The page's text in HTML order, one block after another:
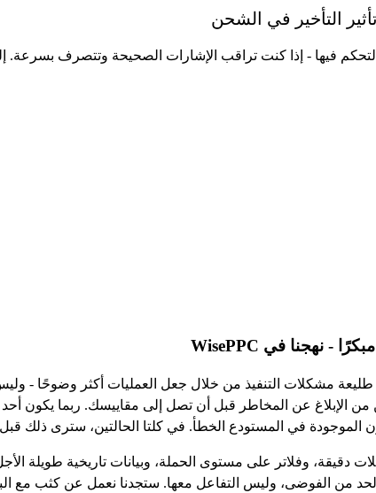
التأخير في الشحن
فيها - إذا كنت تراقب الإشارات الصحيحة وتتصرف بسرعة.
طليعة مشكلات التنفيذ من خلال جعل العمليات أكثر وضوحًا -
الإبلاغ عن المخاطر قبل أن تصل إلى مقاييسك. ربما يكون
الموجودة في المستودع الخطأ. في كلتا الحالتين، سترى ذلك
من الفوضى، وليس التفاعل معها. ستجدنا نعمل عن كثب مع